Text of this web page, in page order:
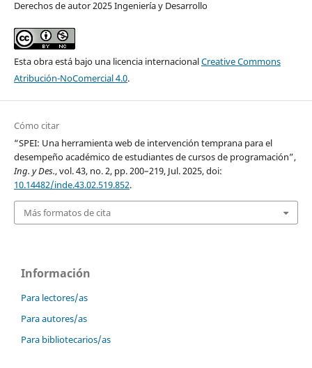
Derechos de autor 2025 Ingeniería y Desarrollo
Esta obra está bajo una licencia internacionalCreative Commons
Atribución-NoComercial 4.0.
Cómo citar
“SPEI: Una herramienta web de intervención temprana para el
desempeño académico de estudiantes de cursos de programación”,
Ing. y Des., vol. 43, no. 2, pp. 200–219, Jul. 2025, doi:
10.14482/inde.43.02.519.852.
Más formatos de cita
Información
Para lectores/as
Para autores/as
Para bibliotecarios/as